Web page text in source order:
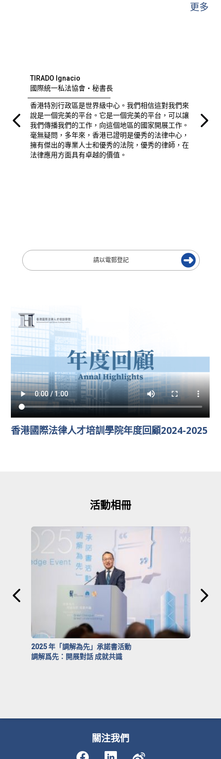
更多
TIRADO Ignacio
國際統一私法協會・秘書長
香港特別行政區是世界級中心。我們相信這對我們來
說是一個完美的平台。它是一個完美的平台，可以讓
我們傳播我們的工作，向這個地區的國家開展工作。
毫無疑問，多年來，香港已證明是優秀的法律中心，
擁有傑出的專業人士和優秀的法院，優秀的律師，在
法律應用方面具有卓越的價值。
香港國際法律人才培訓學院年度回顧2024-2025
活動相冊
2025 年「調解為先」承諾書活動
調解爲先：開展對話 成就共識
關注我們